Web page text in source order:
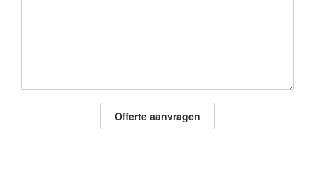
Offerte aanvragen